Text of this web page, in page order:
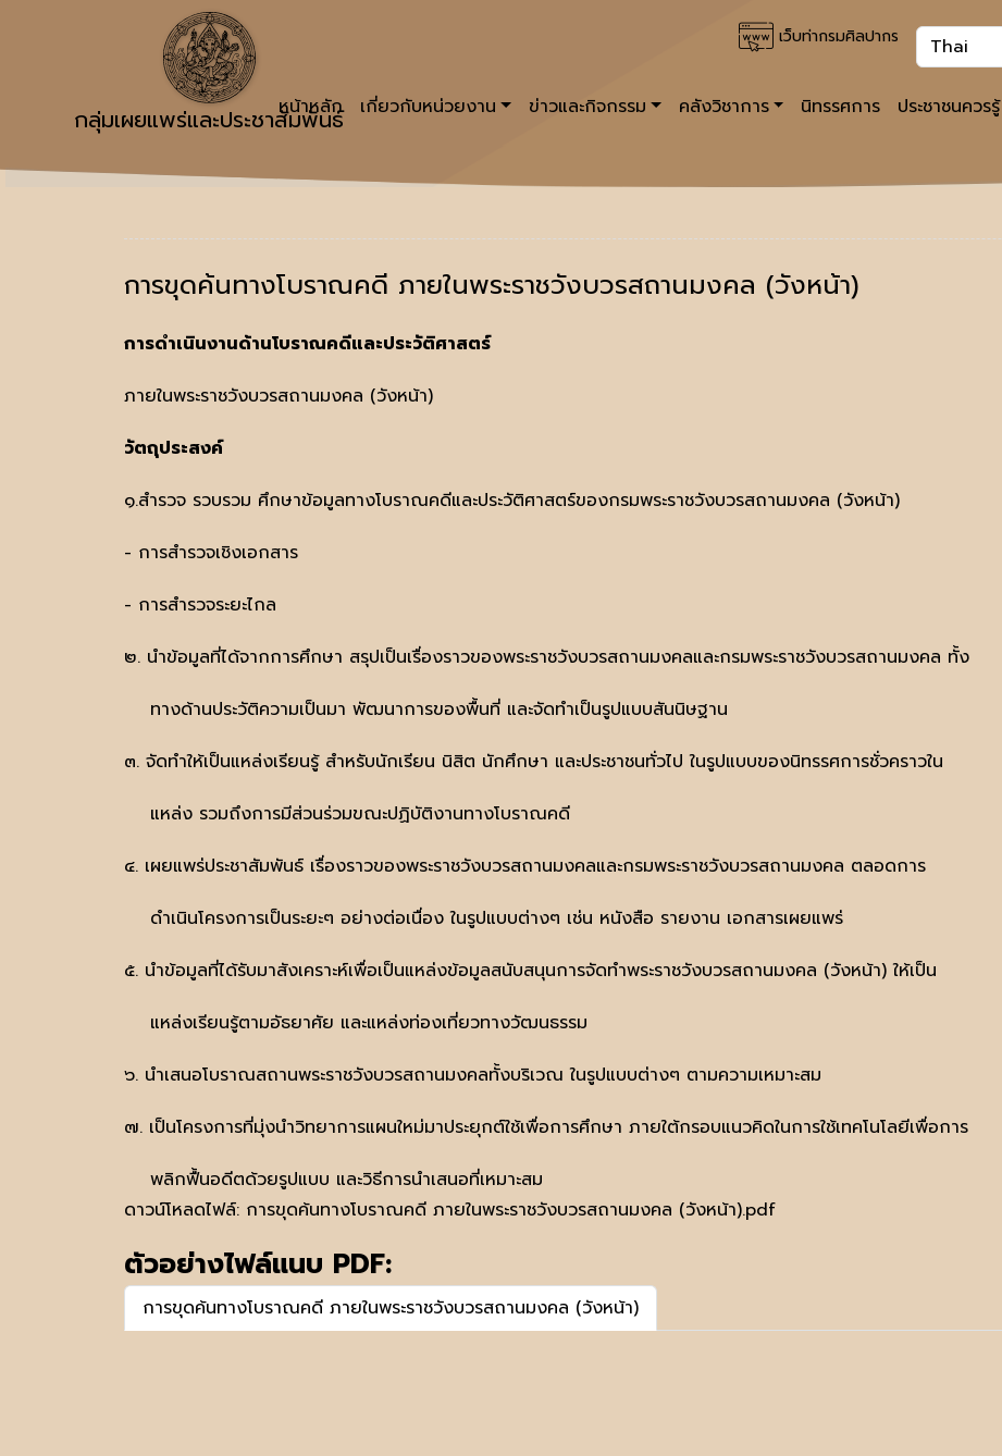
เว็บท่ากรมศิลปากร
กลุ่มเผยแพร่และประชาสัมพันธ์
หน้าหลัก เกี่ยวกับหน่วยงาน ข่าวและกิจกรรม คลังวิชาการ นิทรรศการ ประชาชนควรรู้
การขุดค้นทางโบราณคดี ภายในพระราชวังบวรสถานมงคล (วังหน้า)
การดำเนินงานด้านโบราณคดีและประวัติศาสตร์
ภายในพระราชวังบวรสถานมงคล (วังหน้า)
วัตถุประสงค์
๑.สำรวจ รวบรวม ศึกษาข้อมูลทางโบราณคดีและประวัติศาสตร์ของกรมพระราชวังบวรสถานมงคล (วังหน้า)
- การสำรวจเชิงเอกสาร
- การสำรวจระยะไกล
๒. นำข้อมูลที่ได้จากการศึกษา สรุปเป็นเรื่องราวของพระราชวังบวรสถานมงคลและกรมพระราชวังบวรสถานมงคล ทั้ง
ทางด้านประวัติความเป็นมา พัฒนาการของพื้นที่ และจัดทำเป็นรูปแบบสันนิษฐาน
๓. จัดทำให้เป็นแหล่งเรียนรู้ สำหรับนักเรียน นิสิต นักศึกษา และประชาชนทั่วไป ในรูปแบบของนิทรรศการชั่วคราวใน
แหล่ง รวมถึงการมีส่วนร่วมขณะปฏิบัติงานทางโบราณคดี
๔. เผยแพร่ประชาสัมพันธ์ เรื่องราวของพระราชวังบวรสถานมงคลและกรมพระราชวังบวรสถานมงคล ตลอดการ
ดำเนินโครงการเป็นระยะๆ อย่างต่อเนื่อง ในรูปแบบต่างๆ เช่น หนังสือ รายงาน เอกสารเผยแพร่
๕. นำข้อมูลที่ได้รับมาสังเคราะห์เพื่อเป็นแหล่งข้อมูลสนับสนุนการจัดทำพระราชวังบวรสถานมงคล (วังหน้า) ให้เป็น
แหล่งเรียนรู้ตามอัธยาศัย และแหล่งท่องเที่ยวทางวัฒนธรรม
๖. นำเสนอโบราณสถานพระราชวังบวรสถานมงคลทั้งบริเวณ ในรูปแบบต่างๆ ตามความเหมาะสม
๗. เป็นโครงการที่มุ่งนำวิทยาการแผนใหม่มาประยุกต์ใช้เพื่อการศึกษา ภายใต้กรอบแนวคิดในการใช้เทคโนโลยีเพื่อการ
พลิกฟื้นอดีตด้วยรูปแบบ และวิธีการนำเสนอที่เหมาะสม
ดาวน์โหลดไฟล์: การขุดค้นทางโบราณคดี ภายในพระราชวังบวรสถานมงคล (วังหน้า).pdf
ตัวอย่างไฟล์แนบ PDF:
การขุดค้นทางโบราณคดี ภายในพระราชวังบวรสถานมงคล (วังหน้า)